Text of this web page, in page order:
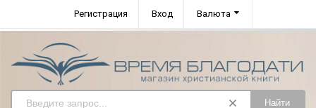
Регистрация Вход Валюта
Найти